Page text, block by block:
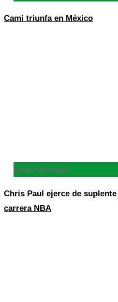
Cami triunfa en México
Otras Noticias
Chris Paul ejerce de
carrera NBA